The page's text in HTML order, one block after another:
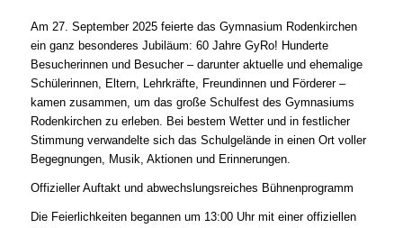
Am 27. September 2025 feierte das Gymnasium Rodenkirchen
ein ganz besonderes Jubiläum: 60 Jahre GyRo! Hunderte
Besucherinnen und Besucher – darunter aktuelle und ehemalige
Schülerinnen, Eltern, Lehrkräfte, Freundinnen und Förderer –
kamen zusammen, um das große Schulfest des Gymnasiums
Rodenkirchen zu erleben. Bei bestem Wetter und in festlicher
Stimmung verwandelte sich das Schulgelände in einen Ort voller
Begegnungen, Musik, Aktionen und Erinnerungen.
Offizieller Auftakt und abwechslungsreiches Bühnenprogramm
Die Feierlichkeiten begannen um 13:00 Uhr mit einer offiziellen